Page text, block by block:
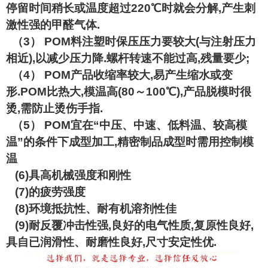
停留时间稍长或温度超过220℃时就会分解,产生刺
激性强的甲醛气体.
（3） POM料注塑时保压压力要较大(与注射压力
相近),以减少压力降.螺杆转速不能过高,残量要少;
（4） POM产品收缩率较大,易产生缩水或变
形.POM比热大,模温高(80～100℃),产品脱模时很
烫,需防止烫伤手指.
（5） POM宜在“中压、中速、低料温、较高模
温”的条件下成型加工,精密制品成型时需用控制模
温
(6)具高机械强度和刚性
(7)的疲劳强度
(8)环境抵抗性、耐有机溶剂性佳
(9)耐反覆冲击性强,良好的电气性质,复原性良好,
具自已润滑性、耐磨性良好,尺寸安定性优.